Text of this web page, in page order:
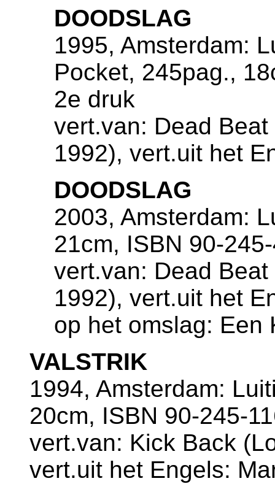
DOODSLAG
1995, Amsterdam:
Pocket, 245pag.,
2e druk
vert.van: Dead
1992), vert.uit het
DOODSLAG
2003, Amsterdam:
21cm, ISBN 90-
vert.van: Dead
1992), vert.uit het
op het omslag: Een
VALSTRIK
1994, Amsterdam:
20cm, ISBN 90-245-
vert.van: Kick Back
vert.uit het Engels: